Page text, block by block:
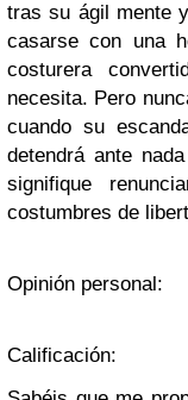
tras su ágil mente
casarse con una
costurera
necesita. Pero
cuando su
detendrá ante
signifique
costumbres de
Opinión personal:
Calificación: